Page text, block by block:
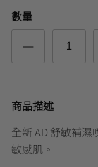
數量
商品描述
全新 AD 舒敏補濕
敏感肌。